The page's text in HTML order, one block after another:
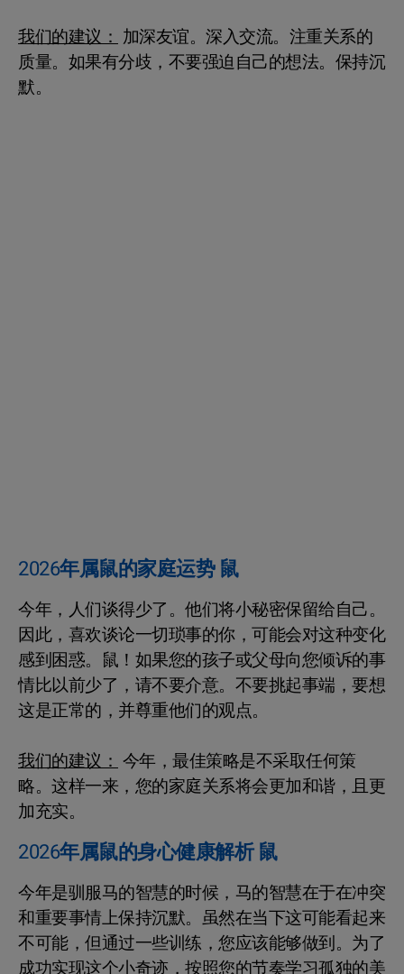
我们的建议：加深友谊。深入交流。注重关系的
质量。如果有分歧，不要强迫自己的想法。保持沉
默。
2026年属鼠的家庭运势 鼠
今年，人们谈得少了。他们将小秘密保留给自己。
因此，喜欢谈论一切琐事的你，可能会对这种变化
感到困惑。鼠！如果您的孩子或父母向您倾诉的事
情比以前少了，请不要介意。不要挑起事端，要想
这是正常的，并尊重他们的观点。
我们的建议：今年，最佳策略是不采取任何策
略。这样一来，您的家庭关系将会更加和谐，且更
加充实。
2026年属鼠的身心健康解析 鼠
今年是驯服马的智慧的时候，马的智慧在于在冲突
和重要事情上保持沉默。虽然在当下这可能看起来
不可能，但通过一些训练，您应该能够做到。为了
成功实现这个小奇迹，按照您的节奏学习孤独的美